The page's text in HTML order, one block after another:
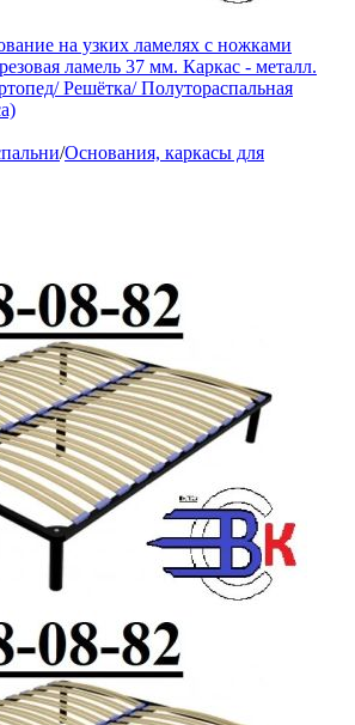
на узких ламелях с ножками
ламель 37 мм. Каркас - металл.
Решётка/ Полутораспальная
/Основания, каркасы для